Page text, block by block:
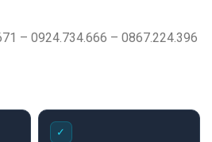
– 0924.734.666 – 0867.224.396
✓